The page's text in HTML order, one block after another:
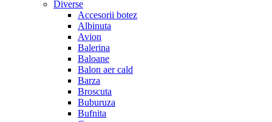
Diverse
Accesorii botez
Albinuta
Avion
Balerina
Baloane
Balon aer cald
Barza
Broscuta
Buburuza
Bufnita